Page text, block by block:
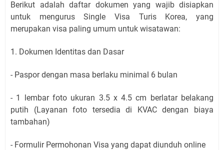
Berikut adalah daftar dokumen yang wajib disiapkan
untuk mengurus Single Visa Turis Korea, yang
merupakan visa paling umum untuk wisatawan:
1. Dokumen Identitas dan Dasar
- Paspor dengan masa berlaku minimal 6 bulan
- 1 lembar foto ukuran 3.5 x 4.5 cm berlatar belakang
putih (Layanan foto tersedia di KVAC dengan biaya
tambahan)
- Formulir Permohonan Visa yang dapat diunduh online